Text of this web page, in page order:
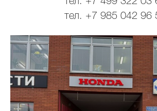
тел. +7 985 042 96